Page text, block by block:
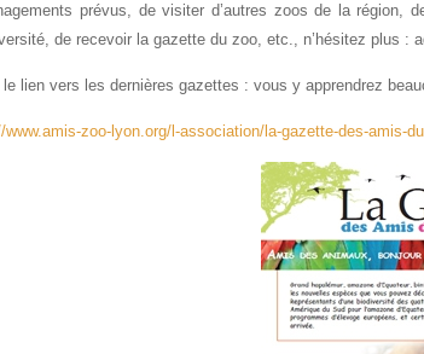
prévus, de visiter d’autres zoos de la région,
de recevoir la gazette du zoo, etc., n’hésitez plus :
le lien vers les dernières gazettes : vous y apprendrez
www.amis-zoo-lyon.org/l-association/la-gazette-des-amis-